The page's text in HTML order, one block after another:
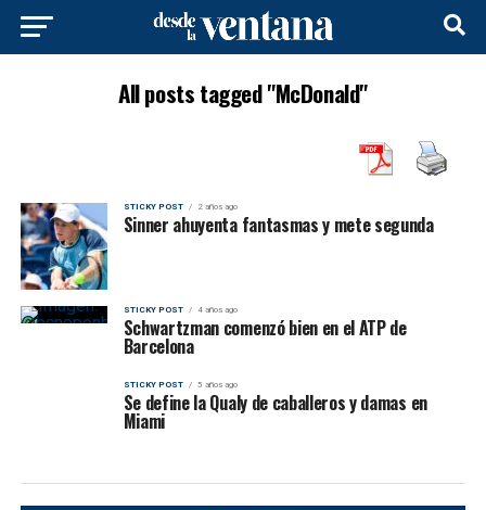
All posts tagged "McDonald"
STICKY POST 2 años ago
Sinner ahuyenta fantasmas y mete segunda
STICKY POST 4 años ago
Schwartzman comenzó bien en el ATP de
Barcelona
STICKY POST 5 años ago
Se define la Qualy de caballeros y damas en
Miami